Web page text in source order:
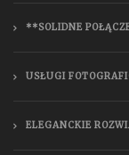
**SOLIDNE
USŁUGI
ELEGANCKIE